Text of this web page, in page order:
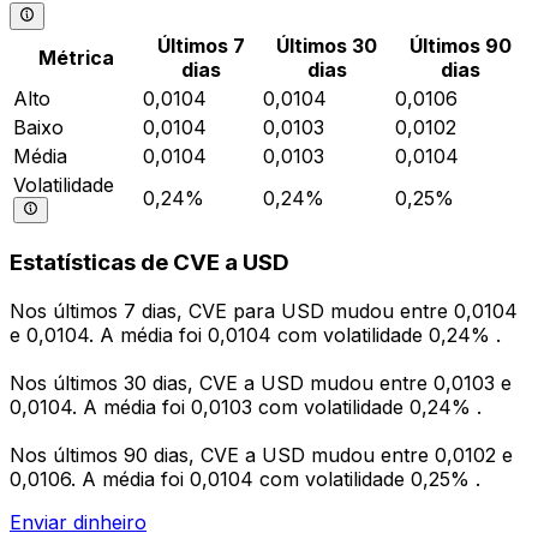
Métrica
Últimos 7
dias
Últimos 30
dias
Últimos 90
dias
Alto
0,0104 0,0104
0,0106
Baixo
0,0104 0,0103
0,0102
Média
0,0104 0,0103
0,0104
Volatilidade
0,24% 0,24% 0,25%
Estatísticas de CVE a USD
Nos últimos 7 dias, CVE para USD mudou entre 0,0104
e 0,0104. A média foi 0,0104 com volatilidade 0,24% .
Nos últimos 30 dias, CVE a USD mudou entre 0,0103 e
0,0104. A média foi 0,0103 com volatilidade 0,24% .
Nos últimos 90 dias, CVE a USD mudou entre 0,0102 e
0,0106. A média foi 0,0104 com volatilidade 0,25% .
Enviar dinheiro